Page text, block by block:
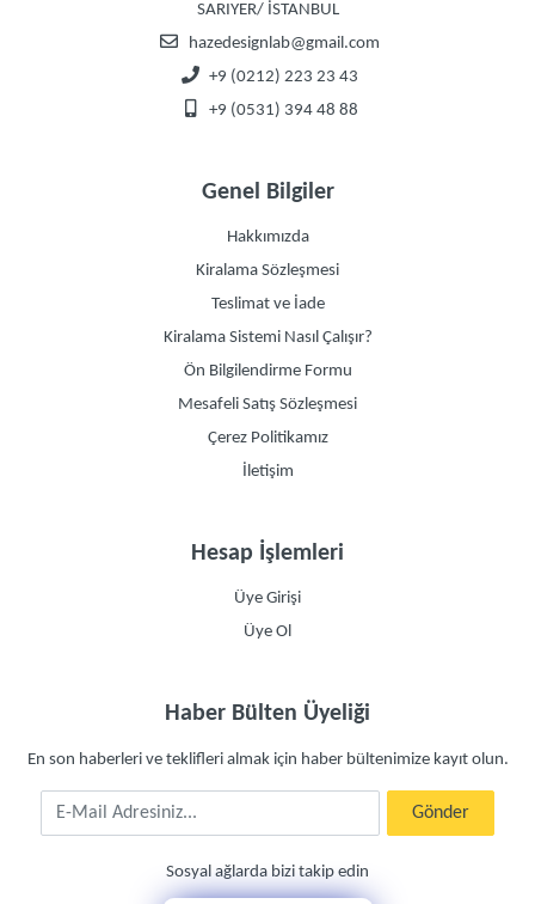
SARIYER/ İSTANBUL
hazedesignlab@gmail.com
+9 (0212) 223 23 43
+9 (0531) 394 48 88
Genel Bilgiler
Hakkımızda
Kiralama Sözleşmesi
Teslimat ve İade
Kiralama Sistemi Nasıl Çalışır?
Ön Bilgilendirme Formu
Mesafeli Satış Sözleşmesi
Çerez Politikamız
İletişim
Hesap İşlemleri
Üye Girişi
Üye Ol
Haber Bülten Üyeliği
En son haberleri ve teklifleri almak için haber bültenimize kayıt olun.
E-Mail Adresiniz Gönder
Sosyal ağlarda bizi takip edin